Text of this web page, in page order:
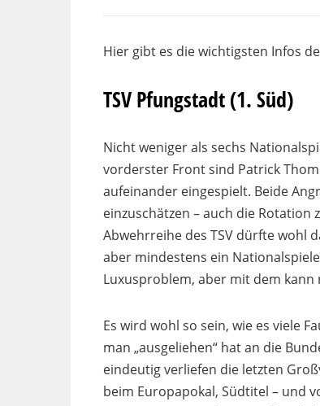
Hier gibt es die wichtigsten Infos
TSV Pfungstadt (1. Süd)
Nicht weniger als sechs
vorderster Front sind Patrick
aufeinander eingespielt. Beide
einzuschätzen – auch die
Abwehrreihe des TSV dürfte wohl
aber mindestens ein
Luxusproblem, aber mit dem kann
Es wird wohl so sein, wie es viele
man „ausgeliehen“ hat an die
eindeutig verliefen die letzten
beim Europapokal, Südtitel – und